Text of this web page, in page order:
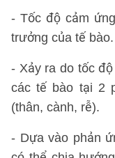
- Tốc độ cảm
trưởng của tế bào.
- Xảy ra do tốc
các tế bào tại 2
(thân, cành, rễ).
- Dựa vào phản